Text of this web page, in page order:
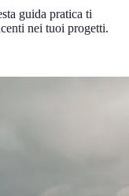
guida pratica ti
nei tuoi progetti.